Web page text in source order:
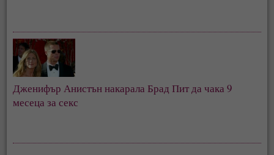
Дженифър Анистън накарала Брад Пит да чака 9
месеца за секс